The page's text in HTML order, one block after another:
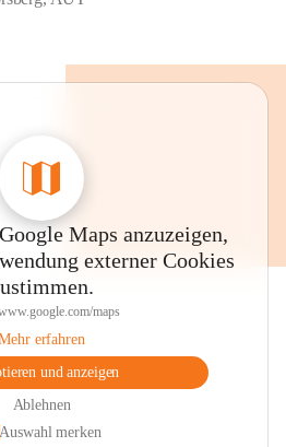
Maps anzuzeigen,
externer Cookies
maps
erfahren
und anzeigen
Ablehnen
Auswahl merken